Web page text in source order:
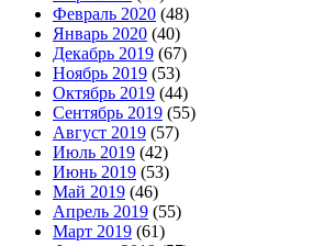
Февраль 2020 (48)
Январь 2020 (40)
Декабрь 2019 (67)
Ноябрь 2019 (53)
Октябрь 2019 (44)
Сентябрь 2019 (55)
Август 2019 (57)
Июль 2019 (42)
Июнь 2019 (53)
Май 2019 (46)
Апрель 2019 (55)
Март 2019 (61)